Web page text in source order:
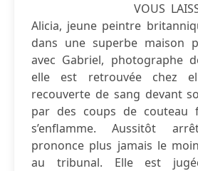
VOUS
Alicia, jeune peintre
dans une superbe maison
avec Gabriel, photographe
elle est retrouvée chez
recouverte de sang devant
par des coups de couteau
s’enflamme. Aussitôt
prononce plus jamais le
au tribunal. Elle est